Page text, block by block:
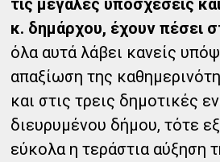
τις μεγάλες υποσχέσεις
κ. δημάρχου, έχουν πέσει
όλα αυτά λάβει κανείς
απαξίωση της
και στις τρεις δημοτικές
διευρυμένου δήμου, τότε
εύκολα η τεράστια αύξηση